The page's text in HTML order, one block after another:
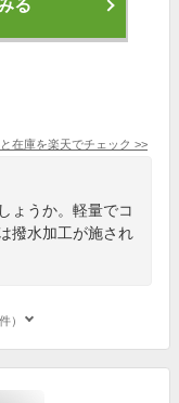
る
在庫を楽天でチェック >>
ょうか。軽量でコ
撥水加工が施され
）